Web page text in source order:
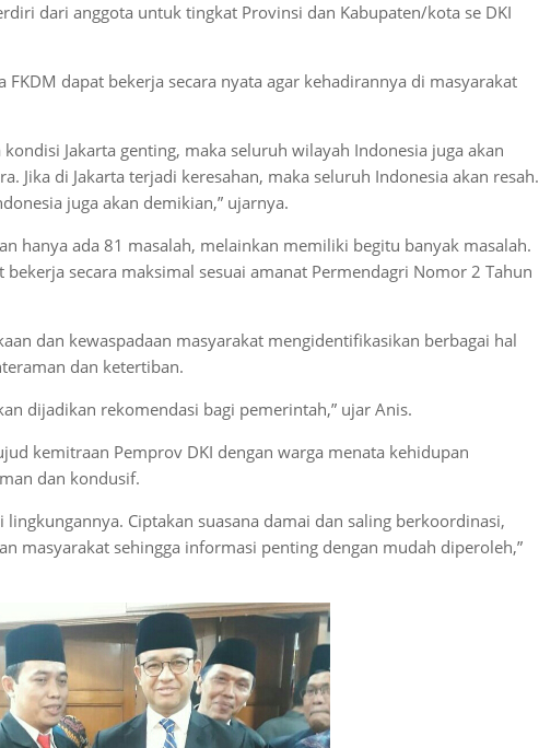
dari anggota untuk tingkat Provinsi dan Kabupaten/kota se DKI
dapat bekerja secara nyata agar kehadirannya di masyarakat
Jakarta genting, maka seluruh wilayah Indonesia juga akan
Jika di Jakarta terjadi keresahan, maka seluruh Indonesia akan resah.
juga akan demikian,” ujarnya.
hanya ada 81 masalah, melainkan memiliki begitu banyak masalah.
secara maksimal sesuai amanat Permendagri Nomor 2 Tahun
dan kewaspadaan masyarakat mengidentifikasikan berbagai hal
dan ketertiban.
dijadikan rekomendasi bagi pemerintah,” ujar Anis.
kemitraan Pemprov DKI dengan warga menata kehidupan
dan kondusif.
Ciptakan suasana damai dan saling berkoordinasi,
masyarakat sehingga informasi penting dengan mudah diperoleh,”